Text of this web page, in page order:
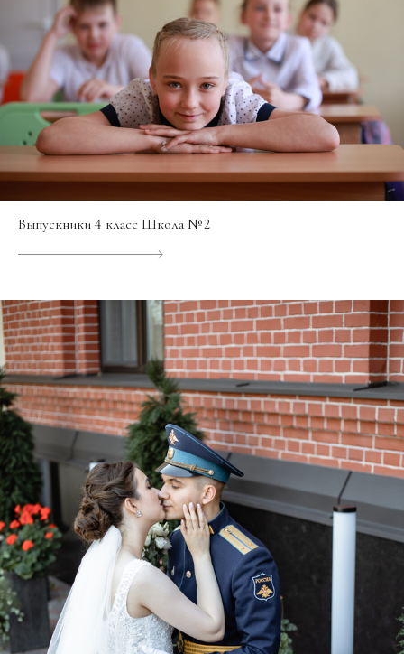
Выпускники 4 класс Школа № 2